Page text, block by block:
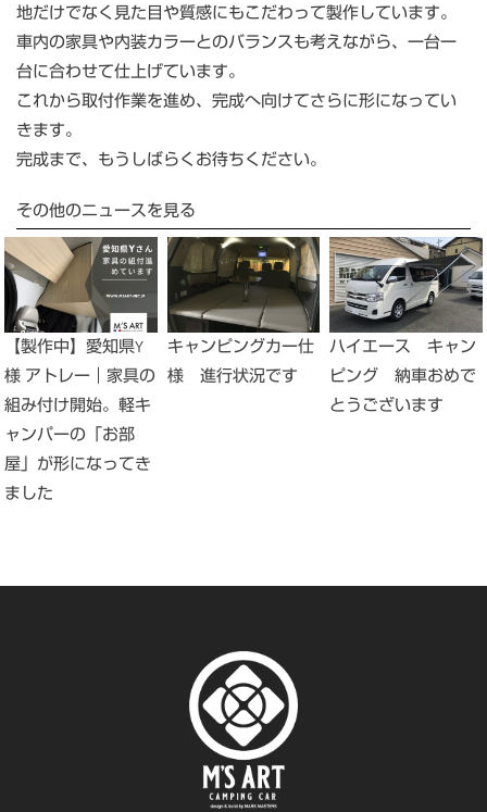
地だけでなく見た目や質感にもこだわって製作しています。
車内の家具や内装カラーとのバランスも考えながら、一台一
台に合わせて仕上げています。
これから取付作業を進め、完成へ向けてさらに形になってい
きます。
完成まで、もうしばらくお待ちください。
その他のニュースを見る
【製作中】愛知県Y
様 アトレー｜家具の
組み付け開始。軽キ
ャンパーの「お部
屋」が形になってき
ました
キャンピングカー仕
様 進行状況です
ハイエース キャン
ピング 納車おめで
とうございます